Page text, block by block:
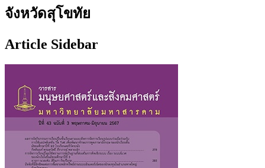
จังหวัดสุโขทัย
Article Sidebar